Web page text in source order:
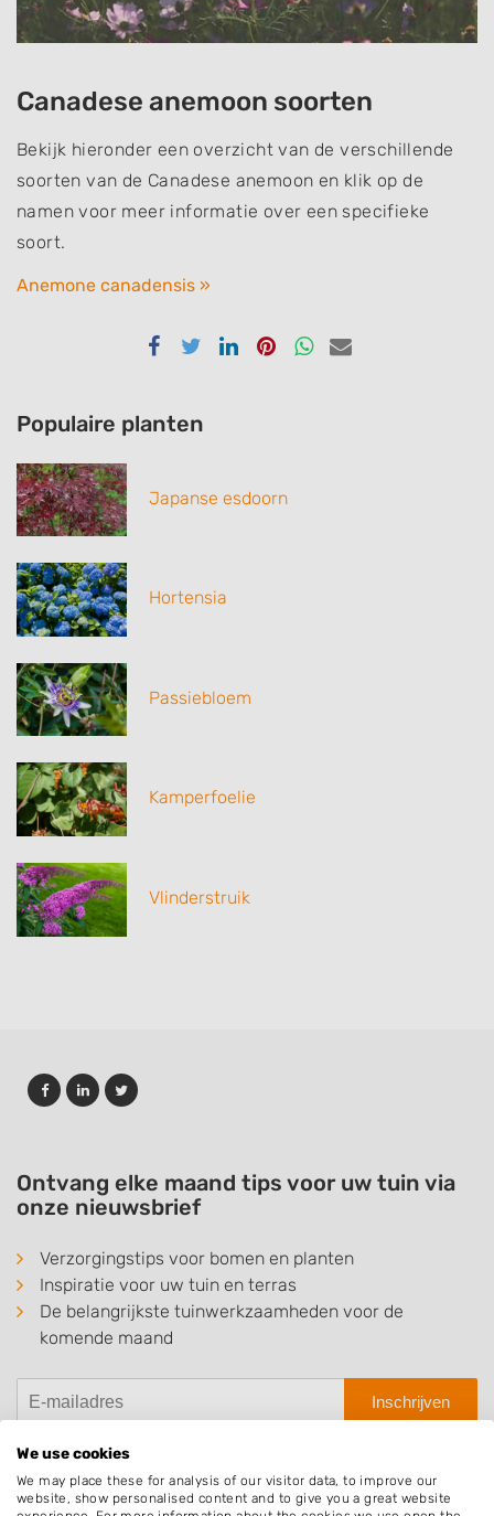
Canadese anemoon soorten
Bekijk hieronder een overzicht van de verschillende
soorten van de Canadese anemoon en klik op de
namen voor meer informatie over een specifieke
soort.
Anemone canadensis »
DelenDelenDelenDelenDelenDelen
Populaire planten
Japanse esdoorn
Hortensia
Passiebloem
Kamperfoelie
Vlinderstruik
Ontvang elke maand tips voor uw tuin via
onze nieuwsbrief
Verzorgingstips voor bomen en planten
Inspiratie voor uw tuin en terras
De belangrijkste tuinwerkzaamheden voor de
komende maand
Inschrijven
We use cookies
We may place these for analysis of our visitor data, to improve our
website, show personalised content and to give you a great website